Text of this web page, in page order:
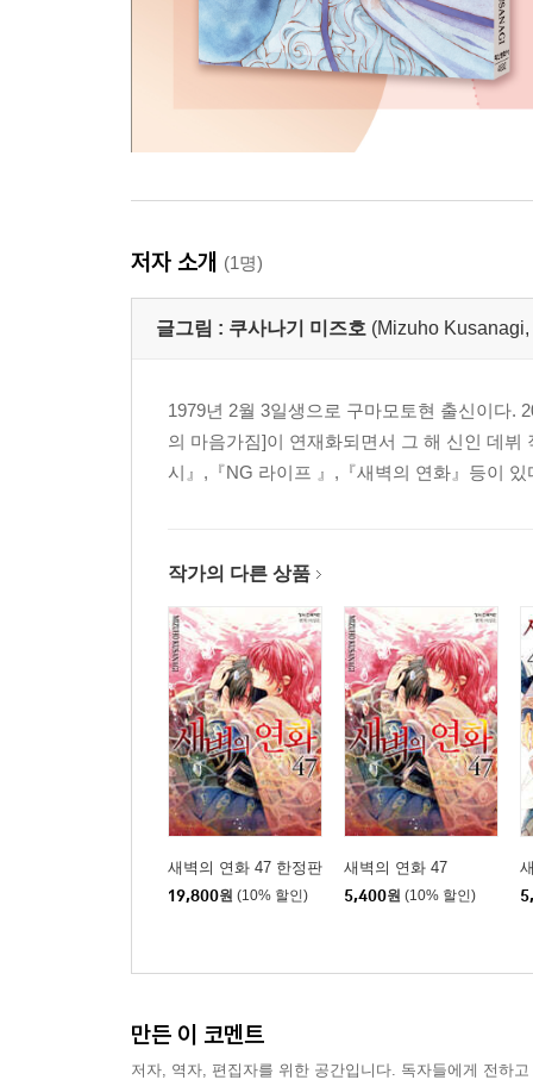
저자 소개 (1명)
글그림 : 쿠사나기 미즈호 (Mizuho
1979년 2월 3일생으로 구마모토현 출신이다.
의 마음가짐]이 연재화되면서 그 해 신인 데
시』,『NG 라이프 』,『새벽의 연화』등이 있
작가의 다른 상품
새벽의 연화 47 한정판
19,800원 (10% 할인)
새벽의 연화 47
5,400원 (10% 할인)
만든 이 코멘트
저자, 역자, 편집자를 위한 공간입니다. 독자들에게 전하